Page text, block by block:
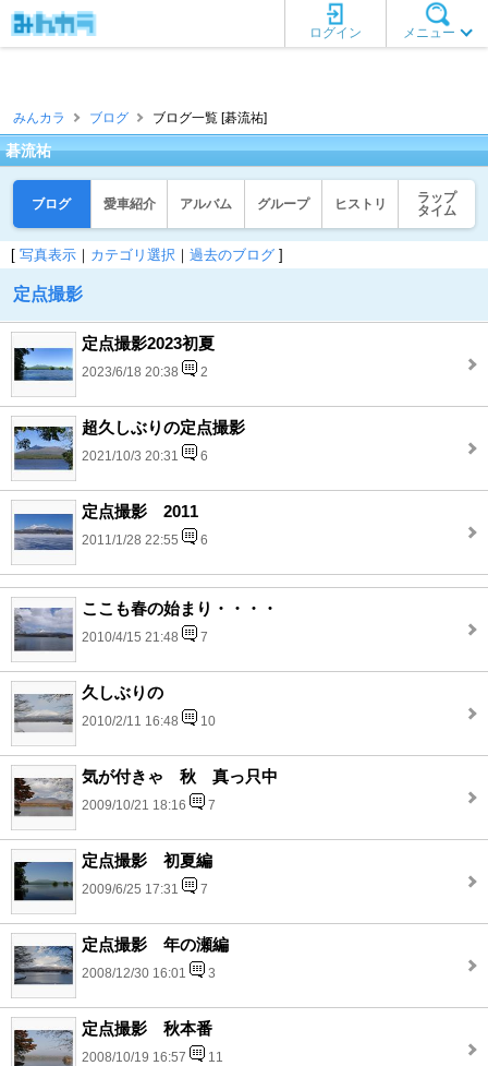
メニュー
ログイン
みんカラ ブログ ブログ一覧 [碁流祐]
碁流祐
ブログ 愛車紹介 アルバム グループ ヒストリ
ラップ
タイム
[ 写真表示 ｜ カテゴリ選択 ｜ 過去のブログ ]
定点撮影
定点撮影2023初夏
2023/6/18 20:38 2
超久しぶりの定点撮影
2021/10/3 20:31 6
定点撮影 2011
2011/1/28 22:55 6
ここも春の始まり・・・・
2010/4/15 21:48 7
久しぶりの
2010/2/11 16:48 10
気が付きゃ 秋 真っ只中
2009/10/21 18:16 7
定点撮影 初夏編
2009/6/25 17:31 7
定点撮影 年の瀬編
2008/12/30 16:01 3
定点撮影 秋本番
2008/10/19 16:57 11